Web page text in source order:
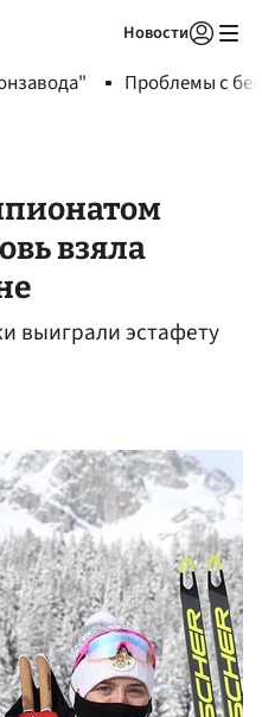
Новости
Проблемы с
взяла
выиграли эстафету